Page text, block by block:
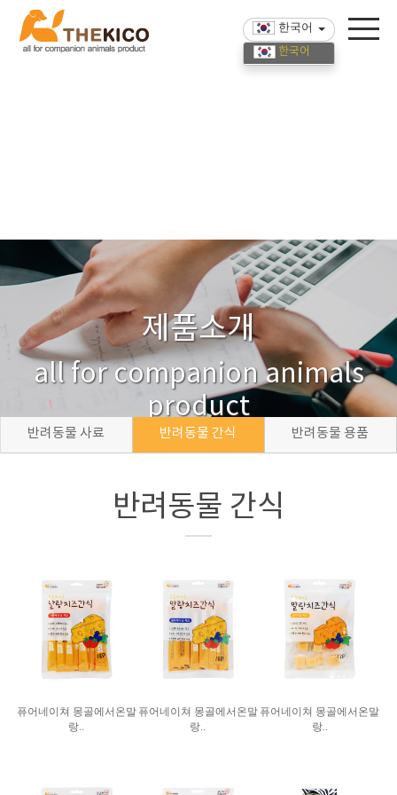
한국어
한국어
제품소개
all for companion animals
product
반려동물 사료 반려동물 간식 반려동물 용품
반려동물 간식
퓨어네이쳐 몽골에서온말
랑..
퓨어네이쳐 몽골에서온말
랑..
퓨어네이쳐 몽골에서온말
랑..